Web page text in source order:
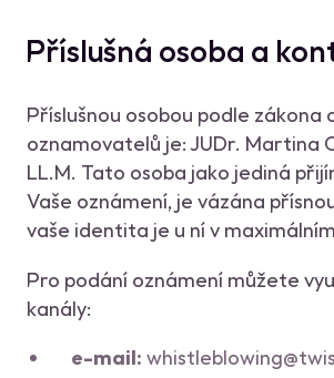
Příslušná osoba a
Příslušnou osobou podle zákona
oznamovatelů je: JUDr. Martina
LL.M. Tato osoba jako jediná
Vaše oznámení, je vázána
vaše identita je u ní v
Pro podání oznámení můžete
kanály:
e-mail: